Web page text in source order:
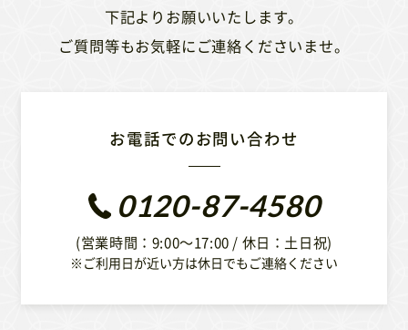
下記よりお願いいたします。
ご質問等もお気軽にご連絡くださいませ。
お電話でのお問い合わせ
0120-87-4580
(営業時間：9:00〜17:00 / 休日：土日祝)
※ご利用日が近い方は休日でもご連絡ください